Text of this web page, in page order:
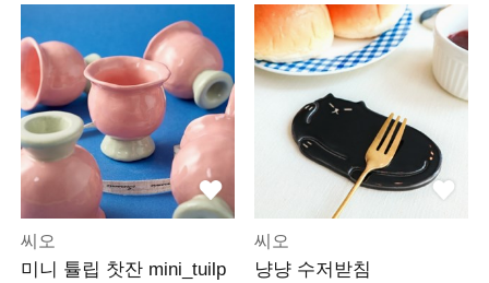
씨오
미니 튤립 찻잔 mini_tuilp
씨오
냥냥 수저받침